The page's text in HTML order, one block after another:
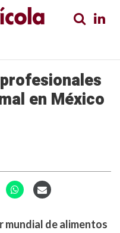
en México
de alimentos